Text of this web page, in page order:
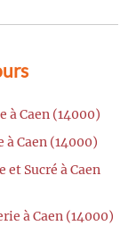
à Caen (14000)
Caen (14000)
Sucré à Caen
à Caen (14000)